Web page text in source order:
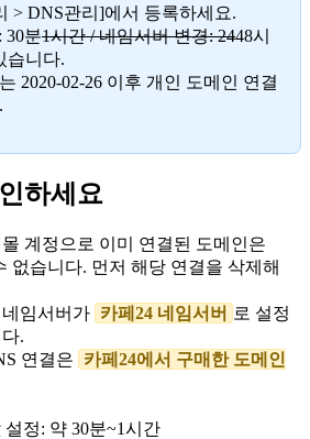
> DNS관리]에서 등록하세요.
30분1시간 / 네임서버 변경: 2448시
습니다.
2020-02-26 이후 개인 도메인 연결
하세요
계정으로 이미 연결된 도메인은
없습니다. 먼저 해당 연결을 삭제해
임서버가 카페24 네임서버 로 설정
.
연결은
카페24에서 구매한 도메인
정: 약 30분~1시간